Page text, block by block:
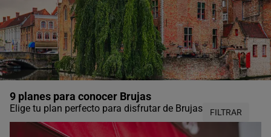
9 planes para conocer Brujas
Elige tu plan perfecto para disfrutar de Brujas FILTRAR